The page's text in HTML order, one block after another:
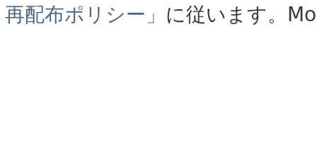
再配布ポリシー」 に従います。